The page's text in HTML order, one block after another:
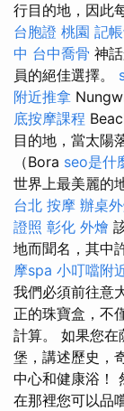
行目的地，因此
台胞證 桃園 記
中 台中喬骨 神
員的絕佳選擇。
附近推拿
底按摩課程
目的地，當太陽
（Bora seo是什
世界上最美麗的
台北 按摩 辦桌
證照 彰化 外燴
地而聞名，其中
摩spa 小叮噹附
我們必須前往意
正的珠寶盒，不
計算。 如果您
堡，講述歷史，
中心和健康浴！
在那裡您可以品